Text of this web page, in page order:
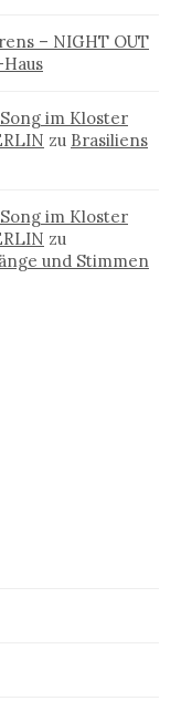
– NIGHT OUT
im Kloster
zu Brasiliens
im Kloster
zu
und Stimmen